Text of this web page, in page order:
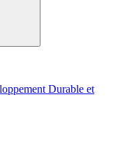
Durable et